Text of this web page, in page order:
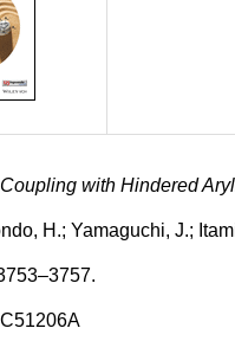
with Hindered
H.; Yamaguchi, J.;